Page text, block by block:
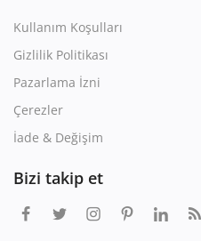
Kullanım Koşulları
Gizlilik Politikası
Pazarlama İzni
Çerezler
İade & Değişim
Bizi takip et